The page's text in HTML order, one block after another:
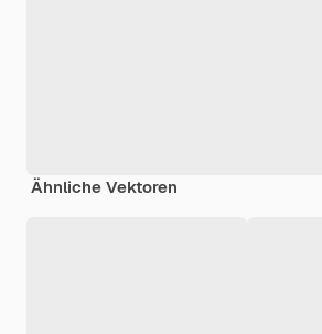
Ähnliche Vektoren